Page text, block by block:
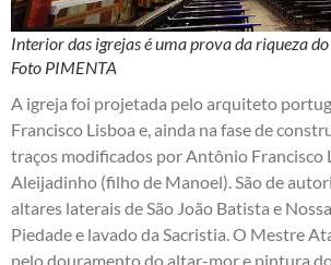
Interior das igrejas é uma prova da riqueza
Foto PIMENTA
A igreja foi projetada pelo arquiteto
Francisco Lisboa e, ainda na fase de
traços modificados por Antônio Francisco
Aleijadinho (filho de Manoel). São de
altares laterais de São João Batista e
Piedade e lavado da Sacristia. O Mestre
pelo douramento do altar-mor e pintura